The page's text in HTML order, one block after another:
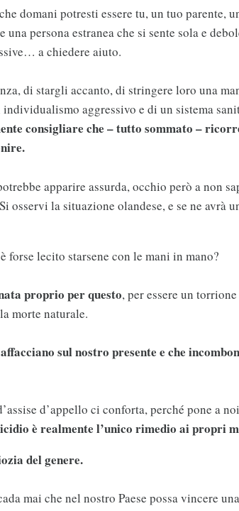
domani potresti essere tu, un tuo parente,
una persona estranea che si sente sola e
a chiedere aiuto.
di stargli accanto, di stringere loro una
individualismo aggressivo e di un sistema
consigliare che – tutto sommato –
apparire assurda, occhio però a non
osservi la situazione olandese, e se ne avrà
forse lecito starsene con le mani in mano?
proprio per questo, per essere un
morte naturale.
sul nostro presente e che
d’appello ci conforta, perché pone a
è realmente l’unico rimedio ai propri
del genere.
mai che nel nostro Paese possa vincere